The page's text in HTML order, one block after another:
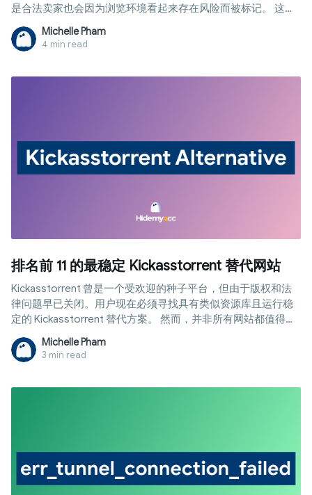
是合法卖家也会因为浏览环境看起来存在风险而被标记。 这就
是为什么代理服务器已成为eBay卖家、代发货商、账户管理员
和市场自动化用户的重要工具。一个好的代理服务器有助于隔
离账户、更改IP地址并降低被检测到的风险。
Michelle Pham
4 min read
排名前 11 的最稳定 Kickasstorrent 替代网站
Kickasstorrent 曾是一个受欢迎的种子平台，但由于版权和法
律问题早已关闭。用户现在必须寻找具有类似资源库且运行稳
定的 Kickasstorrent 替代方案。 然而，并非所有网站都值得信
赖，因为许多镜像网站包含恶意广告或虚假数据。Hidemyacc
将根据您下载电影、软件和游戏的需求，总结出合适的选择。
Michelle Pham
3 min read